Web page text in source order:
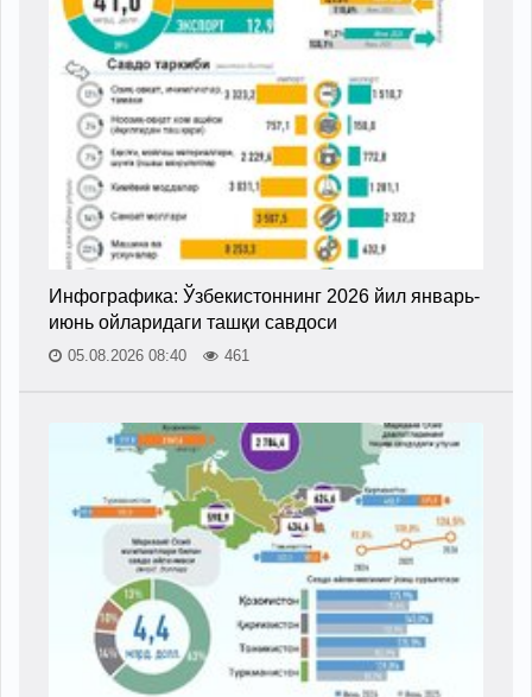
Инфографика: Ўзбекистоннинг 2026 йил январь-
июнь ойларидаги ташқи савдоси
05.08.2026 08:40 461